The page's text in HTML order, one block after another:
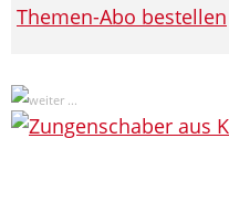
Themen-Abo bestellen